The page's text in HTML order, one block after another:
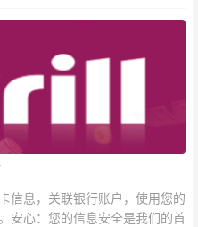
信息，关联银行账户，使用您的
安心：您的信息安全是我们的首